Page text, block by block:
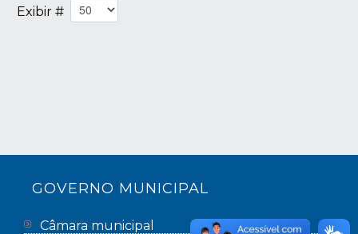
Exibir #
GOVERNO MUNICIPAL
Câmara municipal